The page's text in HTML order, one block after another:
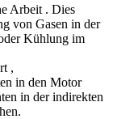
Arbeit . Dies
von Gasen in der
Kühlung im
,
in den Motor
in der indirekten